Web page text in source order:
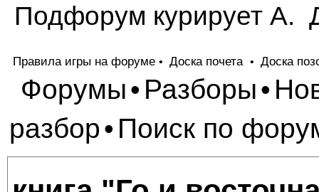
Подфорум курирует А.
Правила игры на форуме • Доска почета • Доска
Форумы• Разборы•
разбор• Поиск по